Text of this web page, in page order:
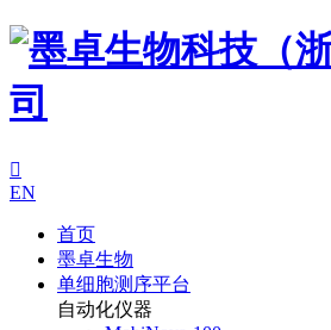

EN
首页
墨卓生物
单细胞测序平台
自动化仪器